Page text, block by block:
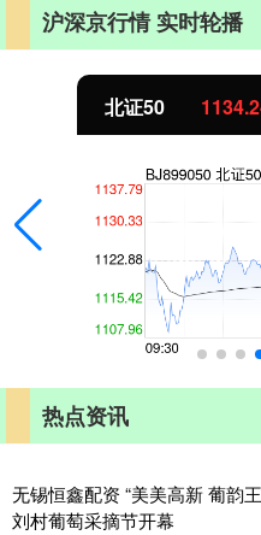
沪深京行情 实时轮播
北证50
热点资讯
无锡恒鑫配资 “美美高新 葡韵
刘村葡萄采摘节开幕